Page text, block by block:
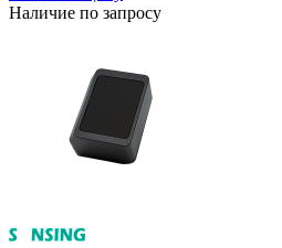
Наличие по запросу